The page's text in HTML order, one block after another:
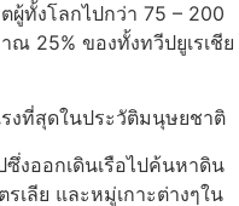
ผู้ทั้งโลกไปกว่า 75 – 200
25% ของทั้งทวีปยูเรเชีย
งที่สุดในประวัติมนุษยชาติ
ซึ่งออกเดินเรือไปค้นหาดิน
เลีย และหมู่เกาะต่างๆใน